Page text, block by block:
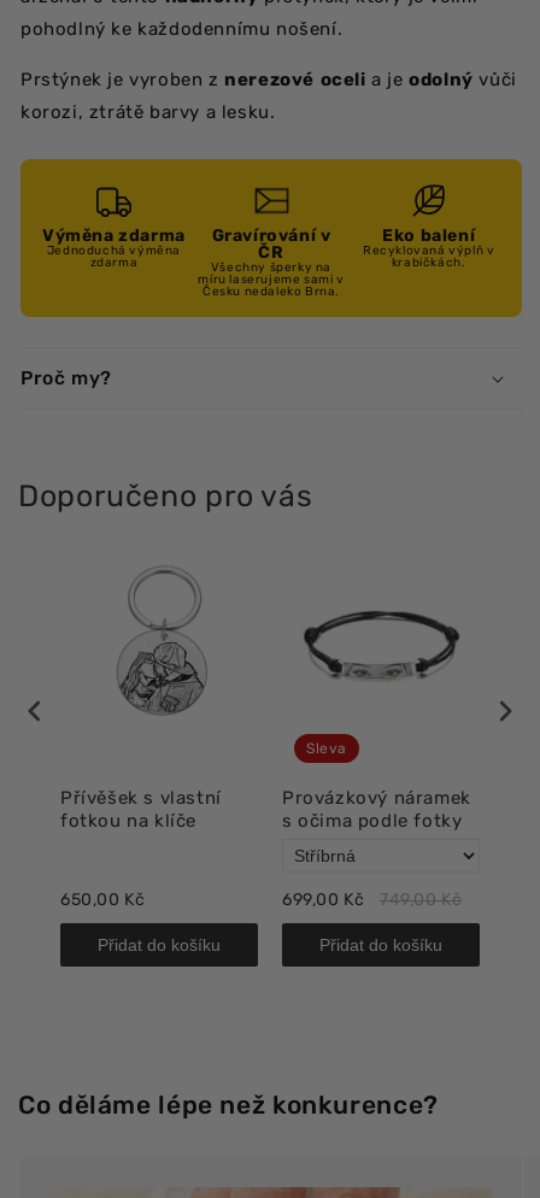
pohodlný ke každodennímu nošení.
Prstýnek je vyroben z nerezové oceli a je odolný vůči
korozi, ztrátě barvy a lesku.
Výměna zdarma
Jednoduchá výměna
zdarma
Gravírování v
ČR
Všechny šperky na
míru laserujeme sami v
Česku nedaleko Brna.
Eko balení
Recyklovaná výplň v
krabičkách.
Proč my?
Doporučeno pro vás
Přívěšek s vlastní
fotkou na klíče
650,00 Kč
Přidat do košíku
Sleva
Provázkový náramek
s očima podle fotky
699,00 Kč 749,00 Kč
Přidat do košíku
Co děláme lépe než konkurence?